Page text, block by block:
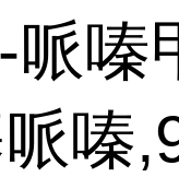
哌嗪
嗪